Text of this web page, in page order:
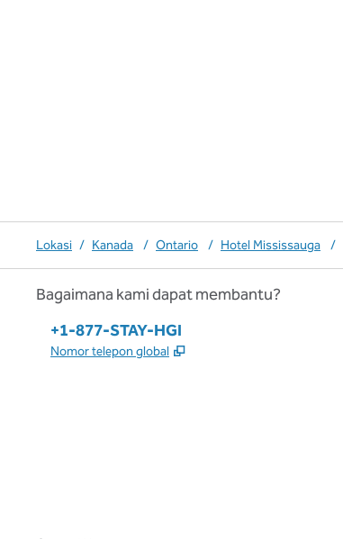
Lokasi / Kanada / Ontario / Hotel Mississauga /
Bagaimana kami dapat membantu?
Telepon:
+1-877-STAY-HGI
Nomor telepon global ,